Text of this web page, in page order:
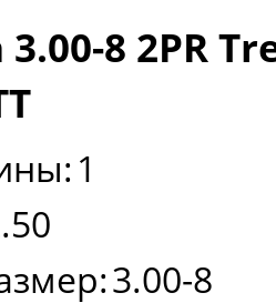
8 2PR
1
3.00-8